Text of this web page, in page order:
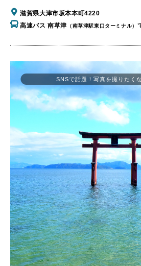
滋賀県大津市坂本本町4220
高速バス 南草津 （南草津駅東口ターミナル）
SNSで話題！写真を撮りたく